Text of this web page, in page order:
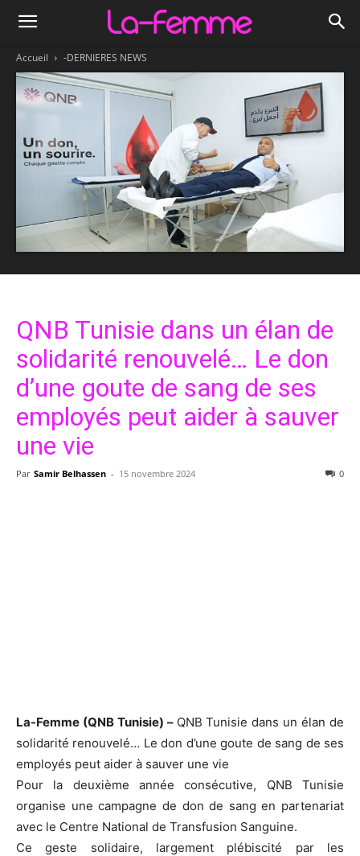
Accueil -DERNIERES NEWS
QNB Tunisie dans un élan de
solidarité renouvelé… Le don
d’une goute de sang de ses
employés peut aider à sauver
une vie
Par Samir Belhassen - 15 novembre 2024 0
La-Femme (QNB Tunisie) – QNB Tunisie dans un élan de
solidarité renouvelé… Le don d’une goute de sang de ses
employés peut aider à sauver une vie
Pour la deuxième année consécutive, QNB Tunisie
organise une campagne de don de sang en partenariat
avec le Centre National de Transfusion Sanguine.
Ce geste solidaire, largement plébiscité par les